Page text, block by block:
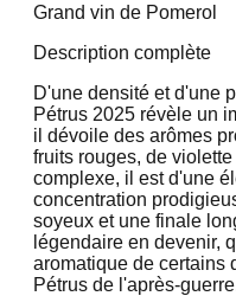
Grand vin de Pomerol
Description complète
D'une densité et d'une
Pétrus 2025 révèle un
il dévoile des arômes
fruits rouges, de
complexe, il est d'une
concentration
soyeux et une finale
légendaire en devenir,
aromatique de certains
Pétrus de l'après-